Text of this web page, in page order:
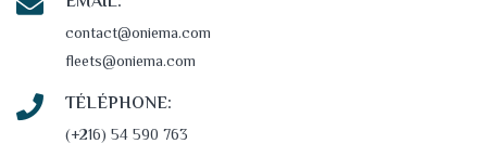
contact@oniema.com
fleets@oniema.com
TÉLÉPHONE:
(+216) 54 590 763